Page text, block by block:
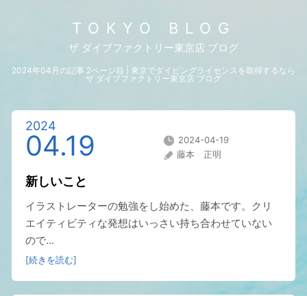
TOKYO BLOG
ザ ダイブファクトリー東京店 ブログ
2024年04月の記事 2ページ目 | 東京でダイビングライセンスを取得するなら
ザ ダイブファクトリー東京店 ブログ
2024
04.19
2024-04-19
藤本 正明
新しいこと
イラストレーターの勉強をし始めた、藤本です。クリ
エイティビティな発想はいっさい持ち合わせていない
ので...
[続きを読む]